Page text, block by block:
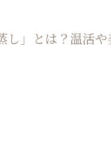
し」とは？温活